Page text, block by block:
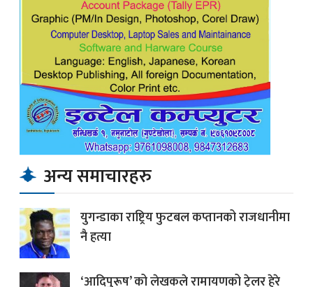
अन्य समाचारहरु
युगन्डाका राष्ट्रिय फुटबल कप्तानको राजधानीमा
नै हत्या
‘आदिपुरूष’ को लेखकले रामायणको ट्रेलर हेरे